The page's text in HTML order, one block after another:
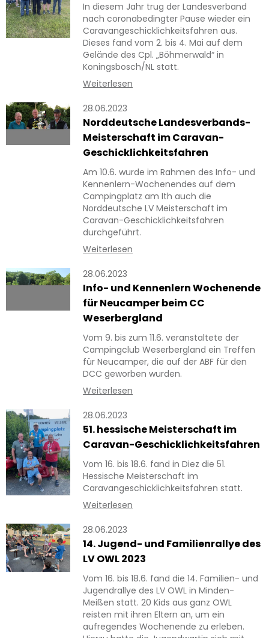
In diesem Jahr trug der Landesverband
nach coronabedingter Pause wieder ein
Caravangeschicklichkeitsfahren aus.
Dieses fand vom 2. bis 4. Mai auf dem
Gelände des Cpl. „Böhmerwald“ in
Koningsbosch/NL statt.
Weiterlesen
28.06.2023
Norddeutsche Landesverbands-
Meisterschaft im Caravan-
Geschicklichkeitsfahren
Am 10.6. wurde im Rahmen des Info- und
Kennenlern-Wochenendes auf dem
Campingplatz am Ith auch die
Norddeutsche LV Meisterschaft im
Caravan-Geschicklichkeitsfahren
durchgeführt.
Weiterlesen
28.06.2023
Info- und Kennenlern Wochenende
für Neucamper beim CC
Weserbergland
Vom 9. bis zum 11.6. veranstaltete der
Campingclub Weserbergland ein Treffen
für Neucamper, die auf der ABF für den
DCC geworben wurden.
Weiterlesen
28.06.2023
51. hessische Meisterschaft im
Caravan-Geschicklichkeitsfahren
Vom 16. bis 18.6. fand in Diez die 51.
Hessische Meisterschaft im
Caravangeschicklichkeitsfahren statt.
Weiterlesen
28.06.2023
14. Jugend- und Familienrallye des
LV OWL 2023
Vom 16. bis 18.6. fand die 14. Familien- und
Jugendrallye des LV OWL in Minden-
Meißen statt. 20 Kids aus ganz OWL
reisten mit ihren Eltern an, um ein
aufregendes Wochenende zu erleben.